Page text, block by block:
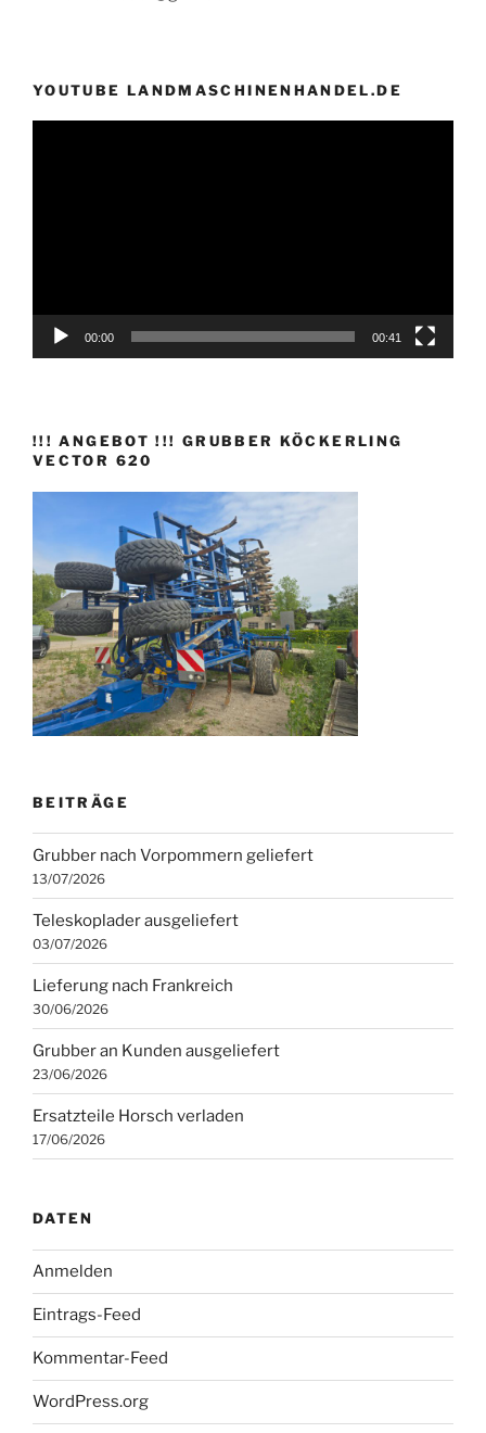
YOUTUBE LANDMASCHINENHANDEL.DE
00:00 00:41
!!! ANGEBOT !!! GRUBBER KÖCKERLING
VECTOR 620
BEITRÄGE
Grubber nach Vorpommern geliefert
13/07/2026
Teleskoplader ausgeliefert
03/07/2026
Lieferung nach Frankreich
30/06/2026
Grubber an Kunden ausgeliefert
23/06/2026
Ersatzteile Horsch verladen
17/06/2026
DATEN
Anmelden
Eintrags-Feed
Kommentar-Feed
WordPress.org